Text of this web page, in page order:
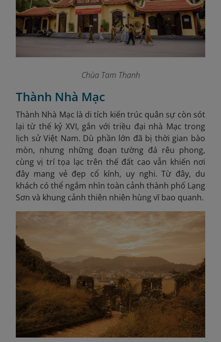
Chùa Tam Thanh
Thành Nhà Mạc
Thành Nhà Mạc là di tích kiến trúc quân sự còn sót
lại từ thế kỷ XVI, gắn với triều đại nhà Mạc trong
lịch sử Việt Nam. Dù phần lớn đã bị thời gian bào
mòn, nhưng những đoạn tường đá rêu phong,
cùng vị trí tọa lạc trên thế đất cao vẫn khiến nơi
đây mang vẻ đẹp cổ kính, uy nghi. Từ đây, du
khách có thể ngắm nhìn toàn cảnh thành phố Lạng
Sơn và khung cảnh thiên nhiên hùng vĩ bao quanh.